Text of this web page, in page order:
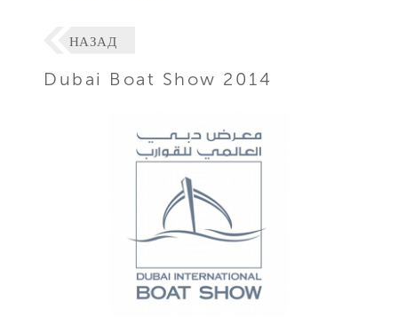
НАЗАД
Dubai Boat Show 2014